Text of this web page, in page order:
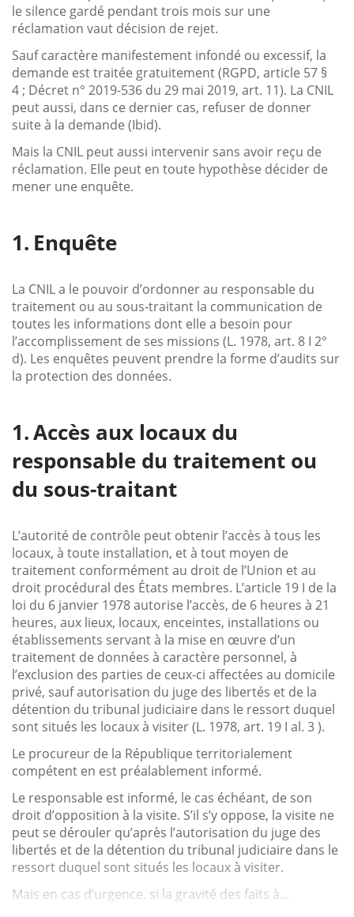
le silence gardé pendant trois mois sur une
réclamation vaut décision de rejet.
Sauf caractère manifestement infondé ou excessif, la
demande est traitée gratuitement (RGPD, article 57 §
4 ; Décret n° 2019-536 du 29 mai 2019, art. 11). La CNIL
peut aussi, dans ce dernier cas, refuser de donner
suite à la demande (Ibid).
Mais la CNIL peut aussi intervenir sans avoir reçu de
réclamation. Elle peut en toute hypothèse décider de
mener une enquête.
Enquête
La CNIL a le pouvoir d’ordonner au responsable du
traitement ou au sous-traitant la communication de
toutes les informations dont elle a besoin pour
l’accomplissement de ses missions (L. 1978, art. 8 I 2°
d). Les enquêtes peuvent prendre la forme d’audits sur
la protection des données.
Accès aux locaux du
responsable du traitement ou
du sous-traitant
L’autorité de contrôle peut obtenir l’accès à tous les
locaux, à toute installation, et à tout moyen de
traitement conformément au droit de l’Union et au
droit procédural des États membres. L’article 19 I de la
loi du 6 janvier 1978 autorise l’accès, de 6 heures à 21
heures, aux lieux, locaux, enceintes, installations ou
établissements servant à la mise en œuvre d’un
traitement de données à caractère personnel, à
l’exclusion des parties de ceux-ci affectées au domicile
privé, sauf autorisation du juge des libertés et de la
détention du tribunal judiciaire dans le ressort duquel
sont situés les locaux à visiter (L. 1978, art. 19 I al. 3 ).
Le procureur de la République territorialement
compétent en est préalablement informé.
Le responsable est informé, le cas échéant, de son
droit d’opposition à la visite. S’il s’y oppose, la visite ne
peut se dérouler qu’après l’autorisation du juge des
libertés et de la détention du tribunal judiciaire dans le
ressort duquel sont situés les locaux à visiter.
Mais en cas d’urgence, si la gravité des faits à...